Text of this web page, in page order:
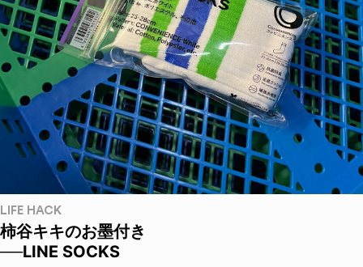
LIFE HACK
柿谷キキのお墨付き
──LINE SOCKS